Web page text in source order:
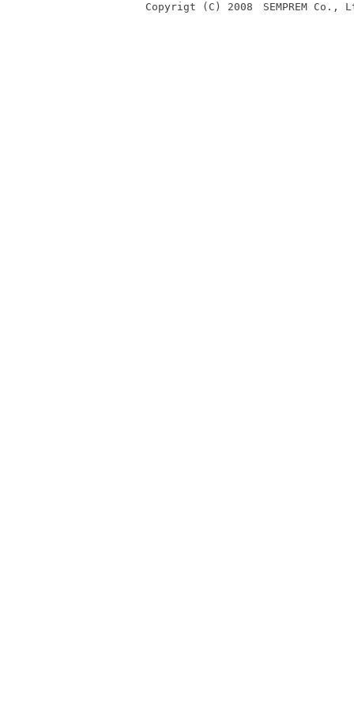
Copyrigt (C) 2008 SEMPREM